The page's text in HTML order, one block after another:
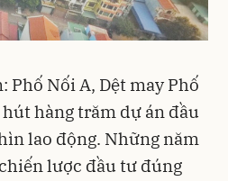
Phố Nối A, Dệt may Phố
hàng trăm dự án đầu
lao động. Những năm
lược đầu tư đúng